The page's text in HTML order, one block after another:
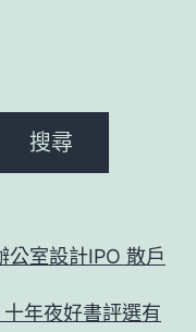
搜尋
室設計IPO 散戶
年夜好書評選有